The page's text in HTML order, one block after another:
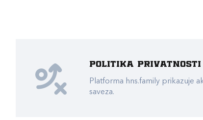
Politika privatnosti
Platforma hns.family prikazuje
saveza.